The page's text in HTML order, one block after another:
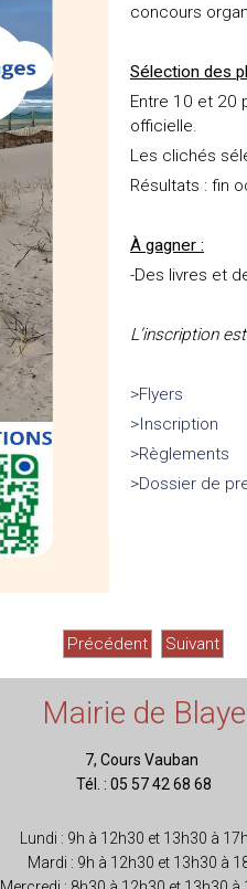
concours
Sélection des
Entre 10 et 20
officielle.
Les clichés
Résultats : fin
À gagner :
-Des livres et
L’inscription
>​Flyers
>Inscription
>Règlements
>Dossier de
Précédent Suivant
Mairie de Blaye
7, Cours Vauban
Tél. : 05 57 42 68 68
Lundi : 9h à 12h30 et 13h30 à
Mardi : 9h à 12h30 et 13h30 à